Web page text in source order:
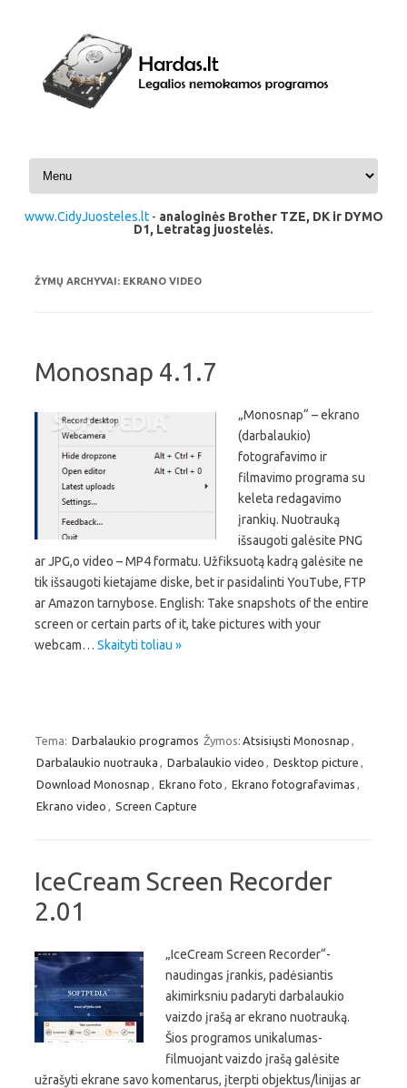
Pereiti prie turinio
www.CidyJuosteles.lt- analoginės Brother TZE, DK ir DYMO
D1, Letratag juostelės.
ŽYMŲ ARCHYVAI: EKRANO VIDEO
Monosnap 4.1.7
„Monosnap“ – ekrano
(darbalaukio)
fotografavimo ir
filmavimo programa su
keleta redagavimo
įrankių. Nuotrauką
išsaugoti galėsite PNG
ar JPG,o video – MP4 formatu. Užfiksuotą kadrą galėsite ne
tik išsaugoti kietajame diske, bet ir pasidalinti YouTube, FTP
ar Amazon tarnybose. English: Take snapshots of the entire
screen or certain parts of it, take pictures with your
webcam… Skaityti toliau »
Tema: Darbalaukio programos Žymos: Atsisiųsti Monosnap
Darbalaukio nuotrauka
Darbalaukio video Desktop picture
Download Monosnap
Ekrano foto Ekrano fotografavimas
Ekrano video
Screen Capture
IceCream Screen Recorder
2.01
„IceCream Screen Recorder“-
naudingas įrankis, padėsiantis
akimirksniu padaryti darbalaukio
vaizdo įrašą ar ekrano nuotrauką.
Šios programos unikalumas-
filmuojant vaizdo įrašą galėsite
užrašyti ekrane savo komentarus, įterpti objektus/linijas ar